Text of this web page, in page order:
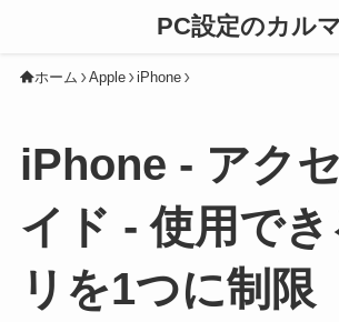
PC設定のカルマ
ホーム Apple iPhone
iPhone - アク
イド - 使用で
リを1つに制限